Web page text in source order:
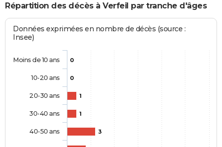
Répartition des décès à Verfeil par tranche d'âges
Données exprimées en nombre de décès (source :
Insee)
0
0
1
1
3
Moins de 10 ans
10-20 ans
20-30 ans
30-40 ans
40-50 ans